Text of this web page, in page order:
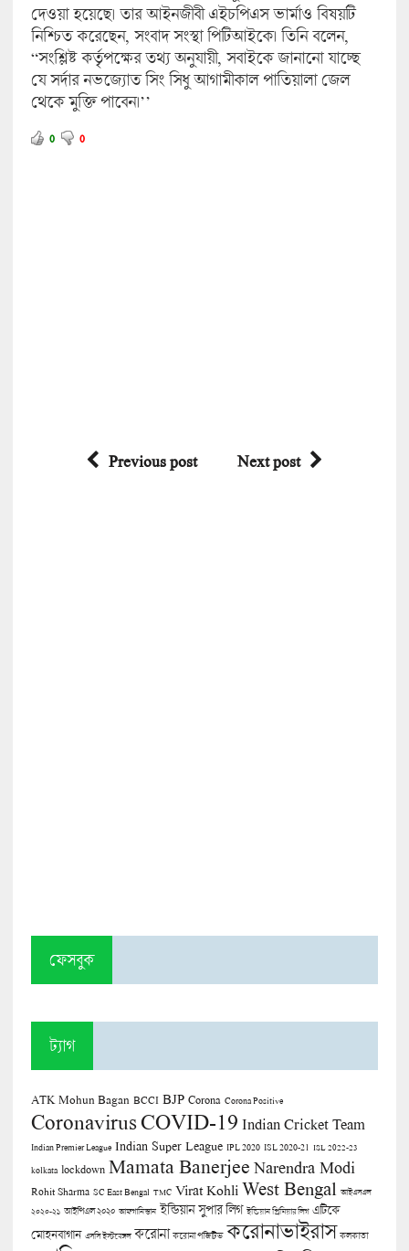
দেওয়া হয়েছে। তার আইনজীবী এইচপিএস ভার্মাও বিষয়টি
নিশ্চিত করেছেন, সংবাদ সংস্থা পিটিআইকে। তিনি বলেন,
“সংশ্লিষ্ট কর্তৃপক্ষের তথ্য অনুযায়ী, সবাইকে জানানো যাচ্ছে
যে সর্দার নভজ্যোত সিং সিধু আগামীকাল পাতিয়ালা জেল
থেকে মুক্তি পাবেন।’’
0 0
Previous post Next post
ফেসবুক
ট্যাগ
ATK Mohun Bagan BCCI BJP Corona Corona Positive
CoronavirusCOVID-19 Indian Cricket Team
Indian Premier League Indian Super League IPL 2020 ISL 2020-21 ISL 2022-23
kolkata lockdown Mamata Banerjee Narendra Modi
Rohit Sharma SC East Bengal TMC Virat Kohli West Bengal আইএসএল
২০২০-২১ আইপিএল ২০২০ আফগানিস্তান ইন্ডিয়ান সুপার লিগ ইন্ডিয়ান প্রিমিয়ার লিগ এটিকে
মোহনবাগান এসসি ইস্টবেঙ্গল করোনা করোনা পজিটিভ করোনাভাইরাস কলকাতা